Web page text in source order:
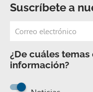
Suscríbete a
¿De cuáles
información?